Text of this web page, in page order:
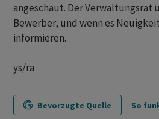
angeschaut. Der
Bewerber, und wenn es
informieren.
ys/ra
Bevorzugte Quelle So